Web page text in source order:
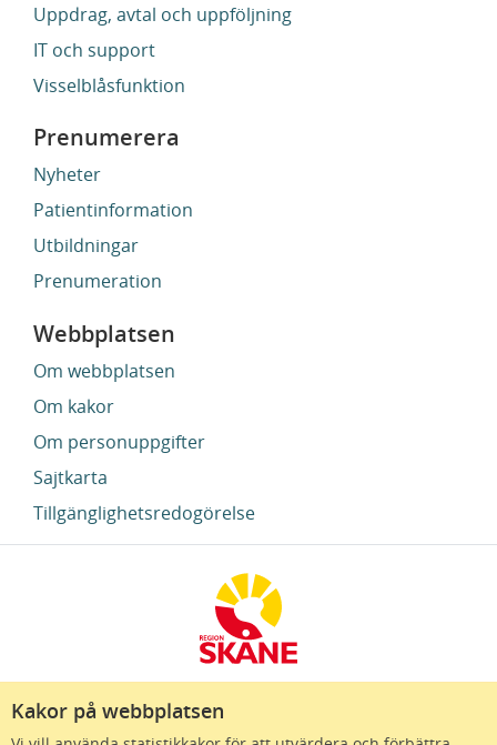
Kakor på webbplatsen
Uppdrag, avtal och uppföljning
IT och support
Visselblåsfunktion
Prenumerera
Nyheter
Patientinformation
Utbildningar
Prenumeration
Webbplatsen
Om webbplatsen
Om kakor
Om personuppgifter
Sajtkarta
Tillgänglighetsredogörelse
Region Skåne finns till för att alla som bor i Skåne